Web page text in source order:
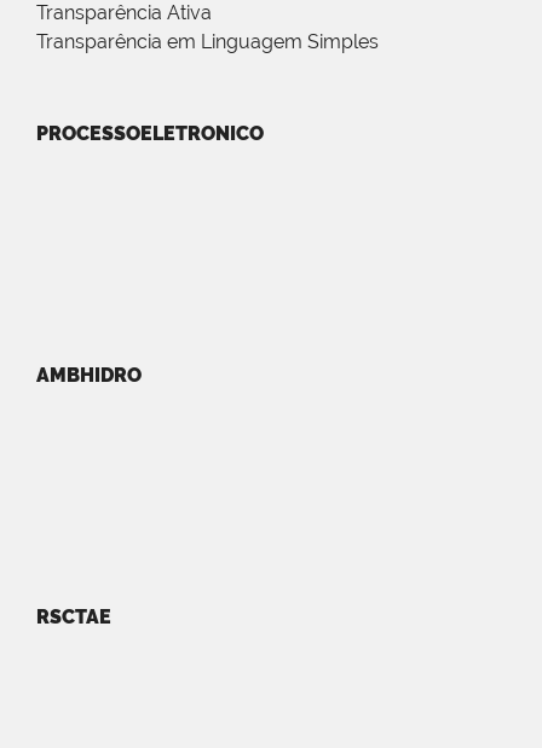
Transparência Ativa
Transparência em Linguagem Simples
PROCESSOELETRONICO
AMBHIDRO
RSCTAE